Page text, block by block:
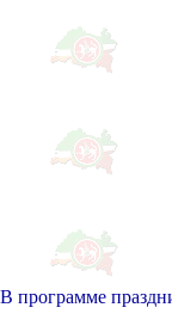
В программе